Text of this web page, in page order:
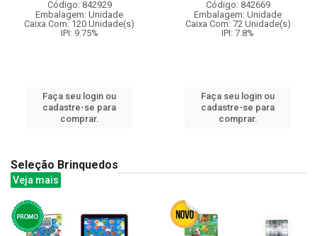
Código: 842929
Embalagem: Unidade
Caixa Com: 120 Unidade(s)
IPI: 9.75%
Faça seu login ou
cadastre-se para
comprar.
Código: 842669
Embalagem: Unidade
Caixa Com: 72 Unidade(s)
IPI: 7.8%
Faça seu login ou
cadastre-se para
comprar.
Seleção Brinquedos
Veja mais